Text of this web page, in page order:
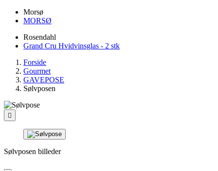
Morsø
MORSØ
Rosendahl
Grand Cru Hvidvinsglas - 2 stk
Forside
Gourmet
GAVEPOSE
Sølvposen

Sølvposen billeder